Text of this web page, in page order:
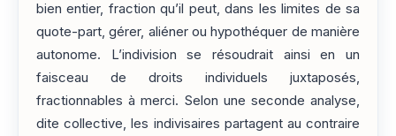
bien entier, fraction qu’il peut, dans les limites de sa
quote-part, gérer, aliéner ou hypothéquer de manière
autonome. L’indivision se résoudrait ainsi en un
faisceau de droits individuels juxtaposés,
fractionnables à merci. Selon une seconde analyse,
dite collective, les indivisaires partagent au contraire